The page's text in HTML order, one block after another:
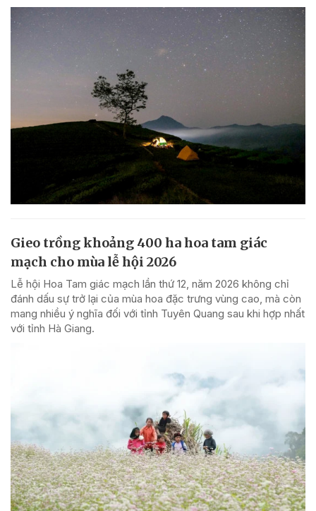
Gieo trồng khoảng 400 ha hoa tam giác
mạch cho mùa lễ hội 2026
Lễ hội Hoa Tam giác mạch lần thứ 12, năm 2026 không chỉ
đánh dấu sự trở lại của mùa hoa đặc trưng vùng cao, mà còn
mang nhiều ý nghĩa đối với tỉnh Tuyên Quang sau khi hợp nhất
với tỉnh Hà Giang.